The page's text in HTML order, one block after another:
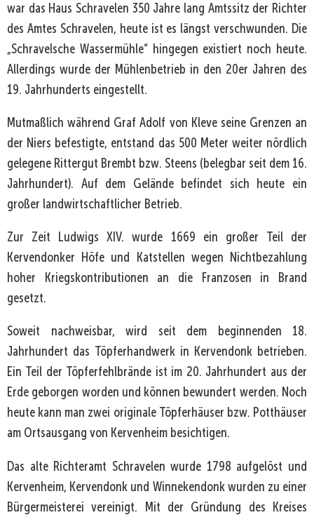
war das Haus Schravelen 350 Jahre lang Amtssitz der Richter
des Amtes Schravelen, heute ist es längst verschwunden. Die
„Schravelsche Wassermühle“ hingegen existiert noch heute.
Allerdings wurde der Mühlenbetrieb in den 20er Jahren des
19. Jahrhunderts eingestellt.
Mutmaßlich während Graf Adolf von Kleve seine Grenzen an
der Niers befestigte, entstand das 500 Meter weiter nördlich
gelegene Rittergut Brembt bzw. Steens (belegbar seit dem 16.
Jahrhundert). Auf dem Gelände befindet sich heute ein
großer landwirtschaftlicher Betrieb.
Zur Zeit Ludwigs XIV. wurde 1669 ein großer Teil der
Kervendonker Höfe und Katstellen wegen Nichtbezahlung
hoher Kriegskontributionen an die Franzosen in Brand
gesetzt.
Soweit nachweisbar, wird seit dem beginnenden 18.
Jahrhundert das Töpferhandwerk in Kervendonk betrieben.
Ein Teil der Töpferfehlbrände ist im 20. Jahrhundert aus der
Erde geborgen worden und können bewundert werden. Noch
heute kann man zwei originale Töpferhäuser bzw. Potthäuser
am Ortsausgang von Kervenheim besichtigen.
Das alte Richteramt Schravelen wurde 1798 aufgelöst und
Kervenheim, Kervendonk und Winnekendonk wurden zu einer
Bürgermeisterei vereinigt. Mit der Gründung des Kreises